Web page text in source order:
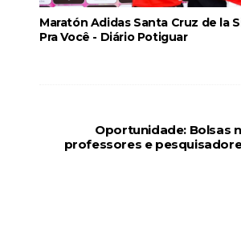
Maratón Adidas Santa Cruz de la
Pra Você - Diário Potiguar
Oportunidade: Bolsas
professores e